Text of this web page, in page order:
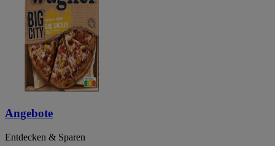
Angebote
Entdecken & Sparen